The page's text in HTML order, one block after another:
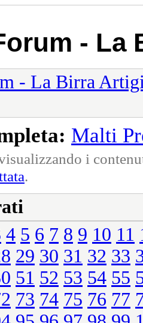
- La
- La Birra
Malti
i
.
4 5 6 7 8 9 10 11
29 30 31 32 33
51 52 53 54 55
73 74 75 76 77